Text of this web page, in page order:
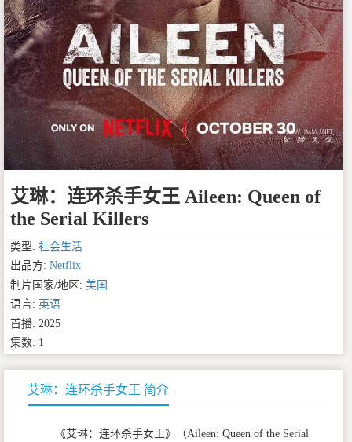
艾琳：连环杀手女王 Aileen: Queen of
the Serial Killers
类型: 社会生活
出品方: Netflix
制片国家/地区: 美国
语言: 英语
首播: 2025
集数: 1
艾琳：连环杀手女王 简介
《艾琳：连环杀手女王》（Aileen: Queen of the Serial